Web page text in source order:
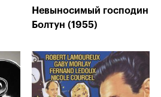
Невыносимый господин
Болтун (1955)